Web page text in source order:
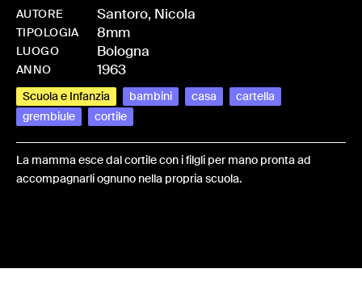
AUTORE Santoro, Nicola
TIPOLOGIA 8mm
LUOGO Bologna
ANNO 1963
Scuola e Infanzia bambini casa
cartella
grembiule
cortile
La mamma esce dal cortile con i filgli per mano pronta ad
accompagnarli ognuno nella propria scuola.